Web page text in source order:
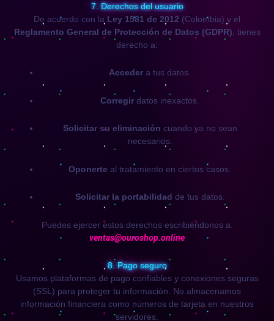
7. Derechos del usuario
De acuerdo con la Ley 1581 de 2012 (Colombia) y el
Reglamento General de Protección de Datos (GDPR) , tienes
derecho a:
Acceder a tus datos.
Corregir datos inexactos.
Solicitar su eliminación cuando ya no sean
necesarios.
Oponerte al tratamiento en ciertos casos.
Solicitar la portabilidad de tus datos.
Puedes ejercer estos derechos escribiéndonos a:
ventas@ouroshop.online
8. Pago seguro
Usamos plataformas de pago confiables y conexiones seguras
(SSL) para proteger tu información. No almacenamos
información financiera como números de tarjeta en nuestros
servidores.